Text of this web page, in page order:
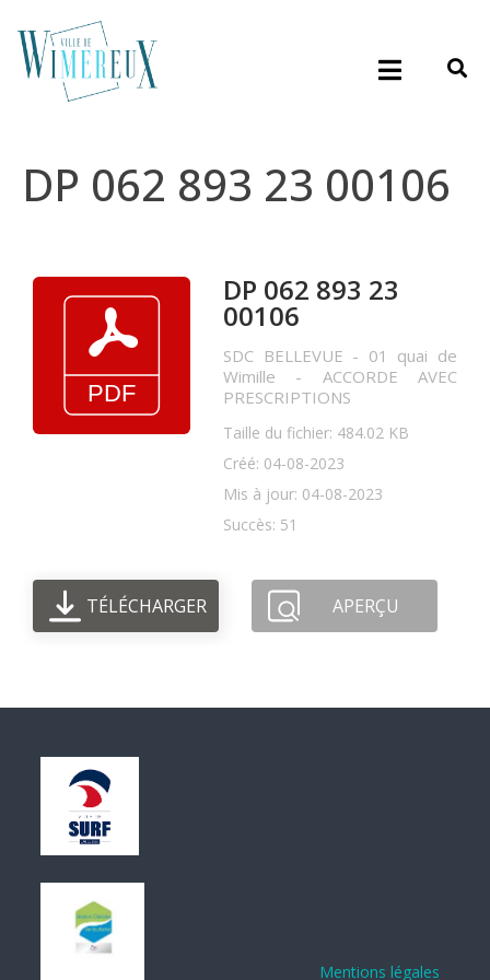
DP 062 893 23 00106
DP 062 893 23
00106
SDC BELLEVUE - 01 quai de
Wimille - ACCORDE AVEC
PRESCRIPTIONS
Taille du fichier: 484.02 KB
Créé: 04-08-2023
Mis à jour: 04-08-2023
Succès: 51
TÉLÉCHARGER APERÇU
Mentions légales